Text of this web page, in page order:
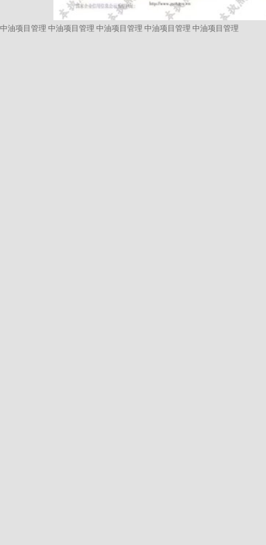
中油项目管理 中油项目管理 中油项目管理 中油项目管理 中油项目管理